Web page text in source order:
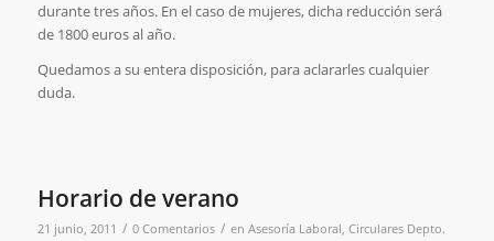
durante tres años. En el caso de mujeres, dicha reducción será
de 1800 euros al año.
Quedamos a su entera disposición, para aclararles cualquier
duda.
Horario de verano
21 junio, 2011 / 0 Comentarios / en Asesoría Laboral Circulares Depto.